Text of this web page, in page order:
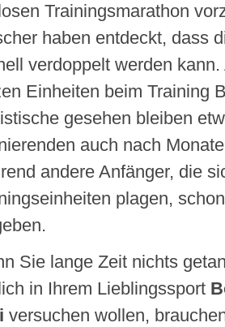
Trainingsmarathon
haben entdeckt, dass
verdoppelt werden
Einheiten beim Training
gesehen bleiben
auch nach
andere Anfänger, die
plagen,
Sie lange Zeit nichts
in Ihrem Lieblingssport
versuchen wollen,